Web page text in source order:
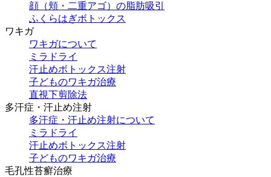
顔（頬・二重アゴ）の脂肪吸引
ふくらはぎボトックス
ワキガ
ワキガについて
ミラドライ
汗止めボトックス注射
子どものワキガ治療
直視下剪除法
多汗症・汗止め注射
多汗症・汗止め注射について
ミラドライ
汗止めボトックス注射
子どものワキガ治療
⽑孔性苔癬治療